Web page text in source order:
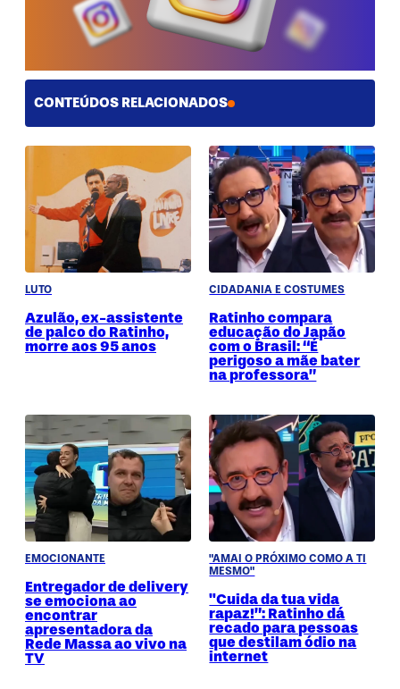
CONTEÚDOS RELACIONADOS
LUTO
Azulão, ex-assistente
de palco do Ratinho,
morre aos 95 anos
CIDADANIA E COSTUMES
Ratinho compara
educação do Japão
com o Brasil: “É
perigoso a mãe bater
na professora”
EMOCIONANTE
Entregador de delivery
se emociona ao
encontrar
apresentadora da
Rede Massa ao vivo na
TV
"AMAI O PRÓXIMO COMO A TI
MESMO"
"Cuida da tua vida
rapaz!”: Ratinho dá
recado para pessoas
que destilam ódio na
internet